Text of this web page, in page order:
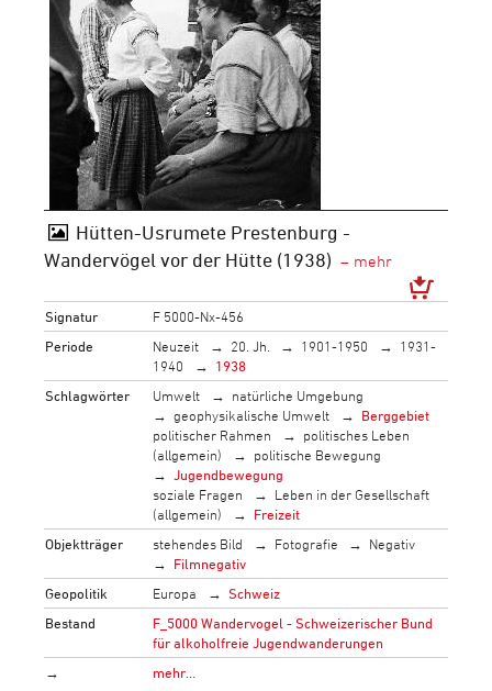
Hütten-Usrumete Prestenburg -
Wandervögel vor der Hütte (1938)
Signatur
F 5000-Nx-456
Periode
Neuzeit 20. Jh. 1901-1950
1931-
1940
1938
Schlagwörter
Umwelt
natürliche Umgebung
geophysikalische Umwelt
Berggebiet
politischer Rahmen
politisches Leben
(allgemein)
politische Bewegung
Jugendbewegung
soziale Fragen
Leben in der Gesellschaft
(allgemein)
Freizeit
Objektträger
stehendes Bild Fotografie
Negativ
Filmnegativ
Geopolitik
Europa
Schweiz
Bestand
F_5000 Wandervogel - Schweizerischer Bund
für alkoholfreie Jugendwanderungen
→
mehr…